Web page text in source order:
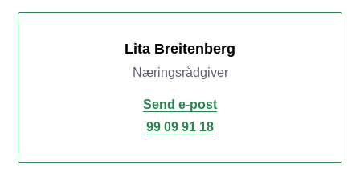
Lita Breitenberg
Næringsrådgiver
Send e-post
99 09 91 18